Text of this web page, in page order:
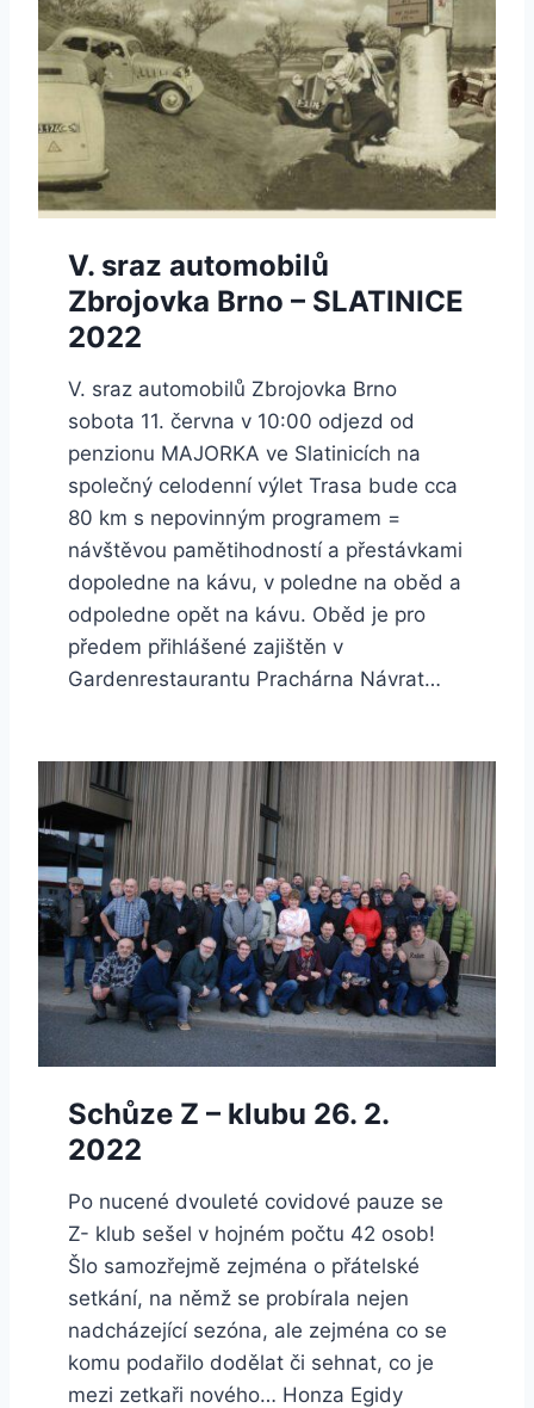
V. sraz automobilů
Zbrojovka Brno – SLATINICE
2022
V. sraz automobilů Zbrojovka Brno
sobota 11. června v 10:00 odjezd od
penzionu MAJORKA ve Slatinicích na
společný celodenní výlet Trasa bude cca
80 km s nepovinným programem =
návštěvou pamětihodností a přestávkami
dopoledne na kávu, v poledne na oběd a
odpoledne opět na kávu. Oběd je pro
předem přihlášené zajištěn v
Gardenrestaurantu Prachárna Návrat…
Schůze Z – klubu 26. 2.
2022
Po nucené dvouleté covidové pauze se
Z- klub sešel v hojném počtu 42 osob!
Šlo samozřejmě zejména o přátelské
setkání, na němž se probírala nejen
nadcházející sezóna, ale zejména co se
komu podařilo dodělat či sehnat, co je
mezi zetkaři nového… Honza Egidy